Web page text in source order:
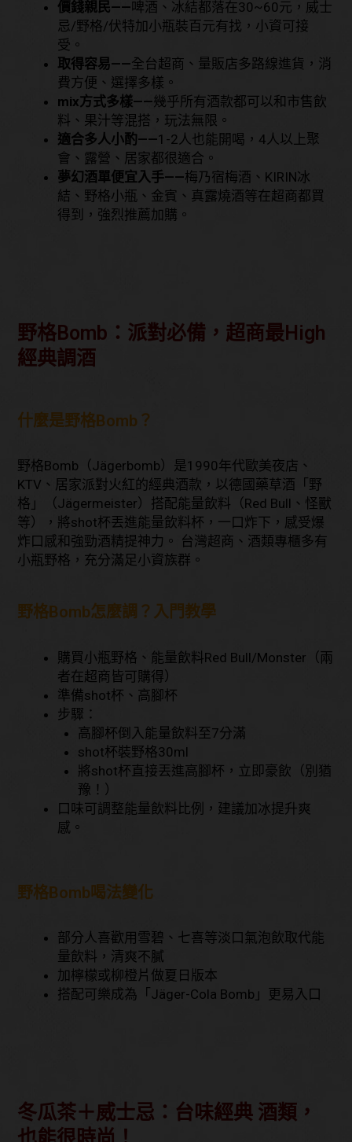
價錢親民——啤酒、冰結都落在30~60元，威士
忌/野格/伏特加小瓶裝百元有找，小資可接
受。
取得容易——全台超商、量販店多路線進貨，消
費方便、選擇多樣。
mix方式多樣——幾乎所有酒款都可以和市售飲
料、果汁等混搭，玩法無限。
適合多人小酌——1-2人也能開喝，4人以上聚
會、露營、居家都很適合。
夢幻酒單便宜入手——梅乃宿梅酒、KIRIN冰
結、野格小瓶、金賓、真露燒酒等在超商都買
得到，強烈推薦加購。
野格Bomb：派對必備，超商最High
經典調酒
什麼是野格Bomb？
野格Bomb（Jägerbomb）是1990年代歐美夜店、
KTV、居家派對火紅的經典酒款，以德國藥草酒「野
格」（Jägermeister）搭配能量飲料（Red Bull、怪獸
等），將shot杯丟進能量飲料杯，一口炸下，感受爆
炸口感和強勁酒精提神力。 台灣超商、酒類專櫃多有
小瓶野格，充分滿足小資族群。
野格Bomb怎麼調？入門教學
購買小瓶野格、能量飲料Red Bull/Monster（兩
者在超商皆可購得）
準備shot杯、高腳杯
步驟：
高腳杯倒入能量飲料至7分滿
shot杯裝野格30ml
將shot杯直接丟進高腳杯，立即豪飲（別猶
豫！）
口味可調整能量飲料比例，建議加冰提升爽
感。
野格Bomb喝法變化
部分人喜歡用雪碧、七喜等淡口氣泡飲取代能
量飲料，清爽不膩
加檸檬或柳橙片做夏日版本
搭配可樂成為「Jäger-Cola Bomb」更易入口
冬瓜茶＋威士忌：台味經典 酒類，